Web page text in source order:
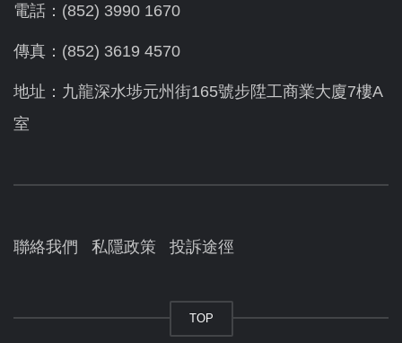
電話：(852) 3990 1670
傳真：(852) 3619 4570
地址：九龍深水埗元州街165號步陞工商業大廈7樓A
室
聯絡我們 私隱政策 投訴途徑
TOP